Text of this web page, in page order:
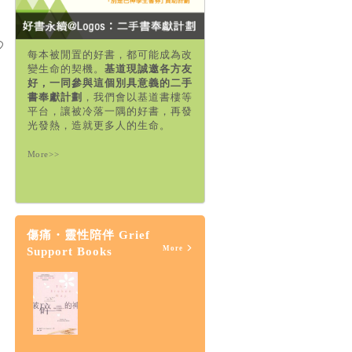
每本被閒置的好書，都可能成為改
變生命的契機。 基道現誠邀各方友
好，一同參與這個別具意義的二手
書奉獻計劃 ，我們會以基道書樓等
平台，讓被冷落一隅的好書，再發
光發熱，造就更多人的生命。
More>>
傷痛・靈性陪伴 Grief
Support Books
More